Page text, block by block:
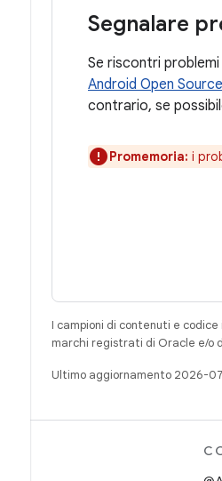
Segnalare
Se riscontri
Android Open Source
contrario, se
Promemoria: i
I campioni di contenuti e
marchi registrati di Oracle e/o
Ultimo aggiornamento 2026-